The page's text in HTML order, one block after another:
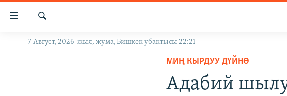
Линктер
Мазмунга
Навигацияга
ЖАҢЫЛЫКТАР
Издөө
7-Август, 2026-жыл, жума, Бишкек убактысы 22:21
МИҢ КЫРДУУ ДҮЙНӨ
Адабий